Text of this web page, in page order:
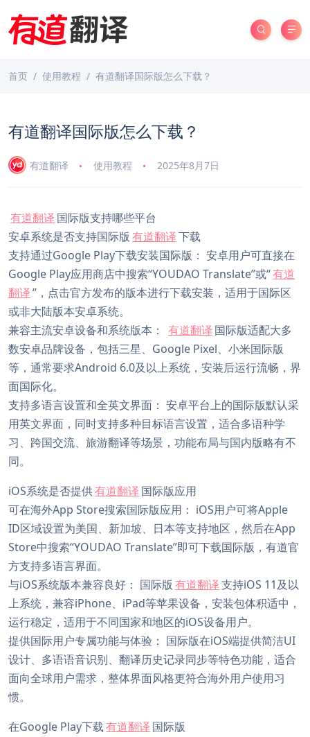
首页 使用教程 有道翻译国际版怎么下载？
有道翻译国际版怎么下载？
有道翻译 使用教程 2025年8月7日
有道翻译 国际版支持哪些平台
安卓系统是否支持国际版 有道翻译下载
支持通过Google Play下载安装国际版： 安卓用户可直接在
Google Play应用商店中搜索“YOUDAO Translate”或“有道
翻译”，点击官方发布的版本进行下载安装，适用于国际区
或非大陆版本安卓系统。
兼容主流安卓设备和系统版本：
有道翻译 国际版适配大多
数安卓品牌设备，包括三星、Google Pixel、小米国际版
等，通常要求Android 6.0及以上系统，安装后运行流畅，界
面国际化。
支持多语言设置和全英文界面： 安卓平台上的国际版默认采
用英文界面，同时支持多种目标语言设置，适合多语种学
习、跨国交流、旅游翻译等场景，功能布局与国内版略有不
同。
iOS系统是否提供有道翻译 国际版应用
可在海外App Store搜索国际版应用： iOS用户可将Apple
ID区域设置为美国、新加坡、日本等支持地区，然后在App
Store中搜索“YOUDAO Translate”即可下载国际版，有道官
方支持多语言界面。
与iOS系统版本兼容良好： 国际版 有道翻译支持iOS 11及以
上系统，兼容iPhone、iPad等苹果设备，安装包体积适中，
运行稳定，适用于不同国家和地区的iOS设备用户。
提供国际用户专属功能与体验： 国际版在iOS端提供简洁UI
设计、多语语音识别、翻译历史记录同步等特色功能，适合
面向全球用户需求，整体界面风格更符合海外用户使用习
惯。
在Google Play下载有道翻译 国际版